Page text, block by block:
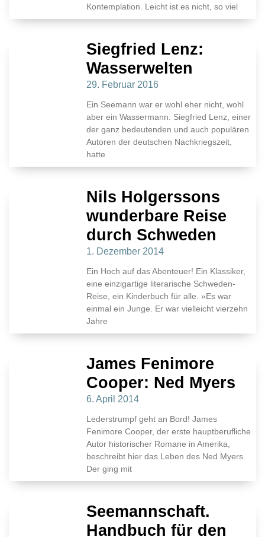
Kontemplation. Leicht ist es nicht, so viel
Siegfried Lenz:
Wasserwelten
29. Februar 2016
Ein Seemann war er wohl eher nicht, wohl
aber ein Wassermann. Siegfried Lenz, einer
der ganz bedeutenden und auch populären
Autoren der deutschen Nachkriegszeit,
hatte
Nils Holgerssons
wunderbare Reise
durch Schweden
1. Dezember 2014
Ein Hoch auf das Abenteuer! Ein Klassiker,
eine einzigartige literarische Schweden-
Reise, ein Kinderbuch für alle. »Es war
einmal ein Junge. Er war vielleicht vierzehn
Jahre
James Fenimore
Cooper: Ned Myers
6. April 2014
Lederstrumpf geht an Bord! James
Fenimore Cooper, der erste hauptberufliche
Autor historischer Romane in Amerika,
beschreibt hier das Leben des Ned Myers.
Der ging mit
Seemannschaft.
Handbuch für den